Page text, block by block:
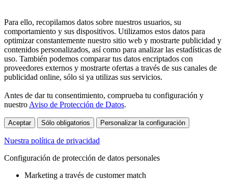
Para ello, recopilamos datos sobre nuestros usuarios, su
comportamiento y sus dispositivos. Utilizamos estos datos para
optimizar constantemente nuestro sitio web y mostrarte publicidad y
contenidos personalizados, así como para analizar las estadísticas de
uso. También podemos comparar tus datos encriptados con
proveedores externos y mostrarte ofertas a través de sus canales de
publicidad online, sólo si ya utilizas sus servicios.
Antes de dar tu consentimiento, comprueba tu configuración y
nuestro Aviso de Protección de Datos.
Aceptar Sólo obligatorios Personalizar la configuración
Nuestra política de privacidad
Configuración de protección de datos personales
Marketing a través de customer match